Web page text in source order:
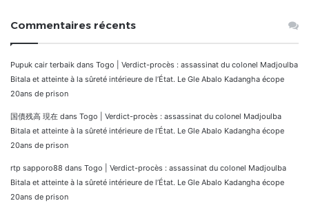
Commentaires récents
Pupuk cair terbaik dans Togo | Verdict-procès : assassinat du colonel Madjoulba
Bitala et atteinte à la sûreté intérieure de l’État. Le Gle Abalo Kadangha écope
20ans de prison
国債残高 現在 dans Togo | Verdict-procès : assassinat du colonel Madjoulba
Bitala et atteinte à la sûreté intérieure de l’État. Le Gle Abalo Kadangha écope
20ans de prison
rtp sapporo88 dans Togo | Verdict-procès : assassinat du colonel Madjoulba
Bitala et atteinte à la sûreté intérieure de l’État. Le Gle Abalo Kadangha écope
20ans de prison